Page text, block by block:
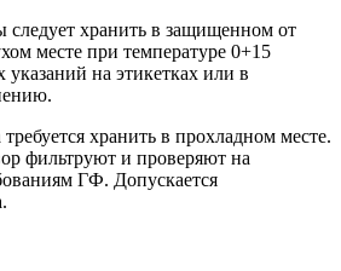
следует хранить в защищенном от
месте при температуре 0+15
указаний на этикетках или в
хранить в прохладном месте.
фильтруют и проверяют на
ГФ. Допускается